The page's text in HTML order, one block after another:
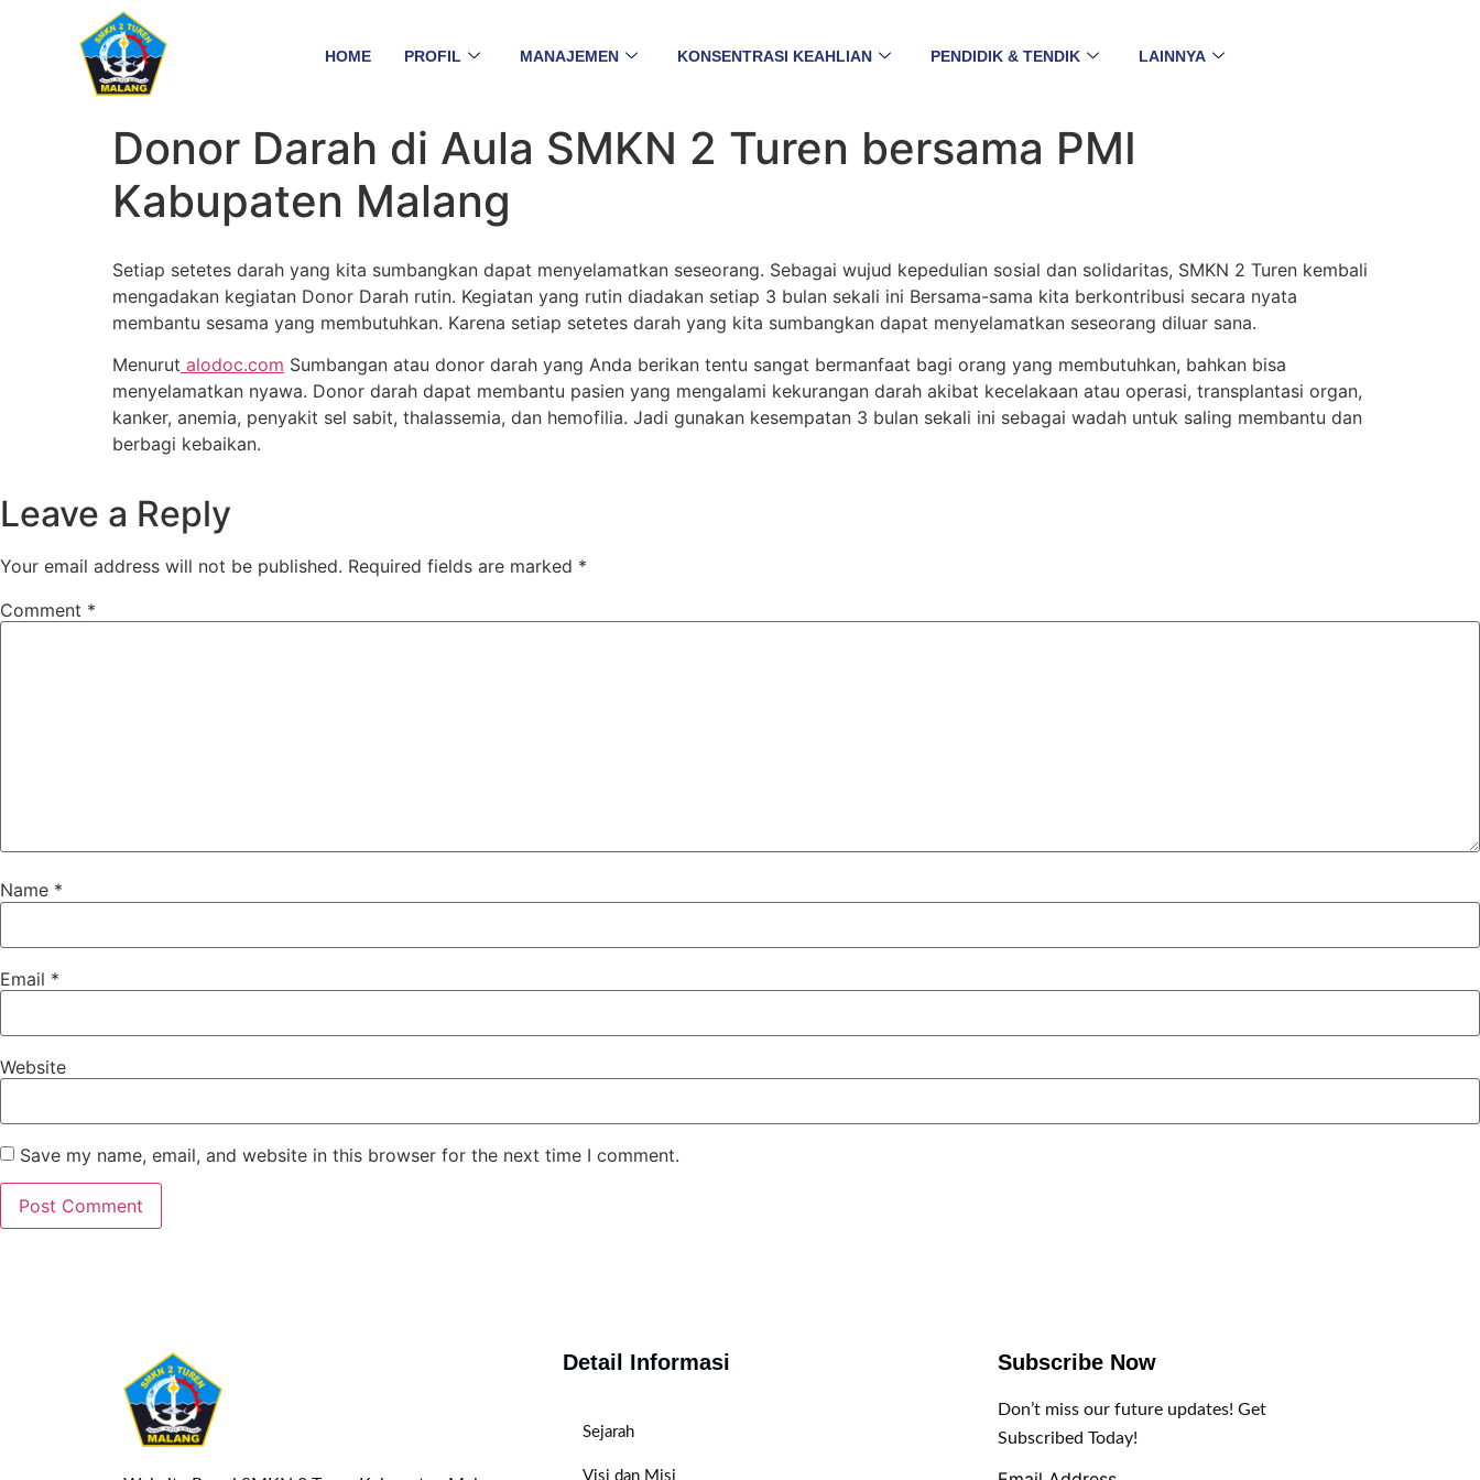
HOME PROFIL MANAJEMEN KONSENTRASI KEAHLIAN PENDIDIK & TENDIK LAINNYA
Donor Darah di Aula SMKN 2 Turen bersama PMI
Kabupaten Malang
Setiap setetes darah yang kita sumbangkan dapat menyelamatkan seseorang. Sebagai wujud kepedulian sosial dan solidaritas, SMKN 2 Turen kembali
mengadakan kegiatan Donor Darah rutin. Kegiatan yang rutin diadakan setiap 3 bulan sekali ini Bersama-sama kita berkontribusi secara nyata
membantu sesama yang membutuhkan. Karena setiap setetes darah yang kita sumbangkan dapat menyelamatkan seseorang diluar sana.
Menurut alodoc.com Sumbangan atau donor darah yang Anda berikan tentu sangat bermanfaat bagi orang yang membutuhkan, bahkan bisa
menyelamatkan nyawa. Donor darah dapat membantu pasien yang mengalami kekurangan darah akibat kecelakaan atau operasi, transplantasi organ,
kanker, anemia, penyakit sel sabit, thalassemia, dan hemofilia. Jadi gunakan kesempatan 3 bulan sekali ini sebagai wadah untuk saling membantu dan
berbagi kebaikan.
Leave a Reply
Your email address will not be published. Required fields are marked *
Comment *
Name *
Email *
Website
Save my name, email, and website in this browser for the next time I comment.
Detail Informasi
Sejarah
Visi dan Misi
Subscribe Now
Don’t miss our future updates! Get
Subscribed Today!